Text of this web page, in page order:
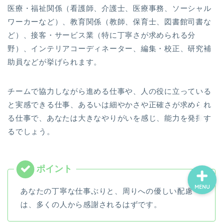
医療・福祉関係（看護師、介護士、医療事務、ソーシャル
ワーカーなど）、教育関係（教師、保育士、図書館司書な
ど）、接客・サービス業（特に丁寧さが求められる分
野）、インテリアコーディネーター、編集・校正、研究補
助員などが挙げられます。
チームで協力しながら進める仕事や、人の役に立っている
と実感できる仕事、あるいは細やかさや正確さが求められ
る仕事で、あなたは大きなやりがいを感じ、能力を発揮す
るでしょう。
あなたの丁寧な仕事ぶりと、周りへの優しい配慮
は、多くの人から感謝されるはずです。
MENU
ホーム
ココナラ電話占い
プロフィール